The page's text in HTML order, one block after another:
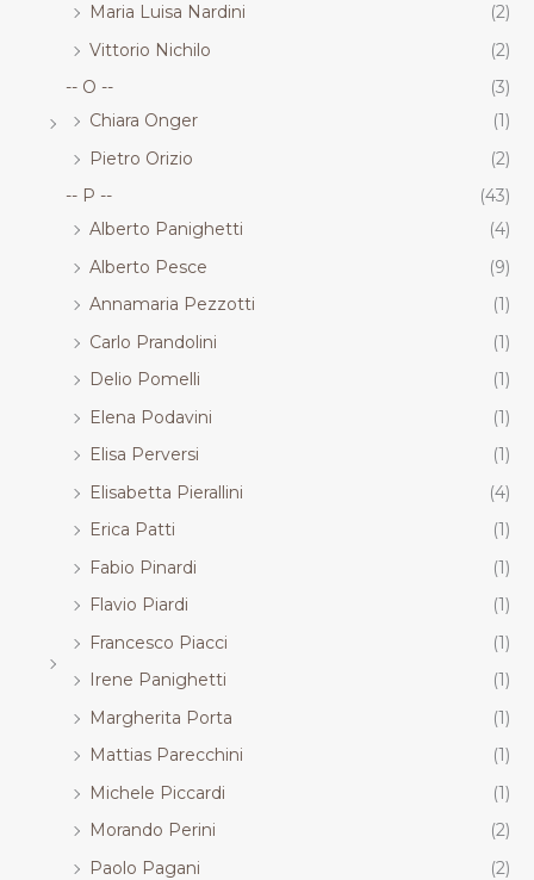
Maria Luisa Nardini
(2)
Vittorio Nichilo
(2)
-- O --
(3)
Chiara Onger
(1)
Pietro Orizio
(2)
-- P --
(43)
Alberto Panighetti
(4)
Alberto Pesce
(9)
Annamaria Pezzotti
(1)
Carlo Prandolini
(1)
Delio Pomelli
(1)
Elena Podavini
(1)
Elisa Perversi
(1)
Elisabetta Pierallini
(4)
Erica Patti
(1)
Fabio Pinardi
(1)
Flavio Piardi
(1)
Francesco Piacci
(1)
Irene Panighetti
(1)
Margherita Porta
(1)
Mattias Parecchini
(1)
Michele Piccardi
(1)
Morando Perini
(2)
Paolo Pagani
(2)